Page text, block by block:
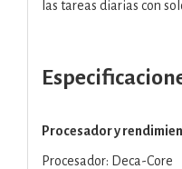
las tareas diarias con
Procesador y
Procesador: Deca-Core